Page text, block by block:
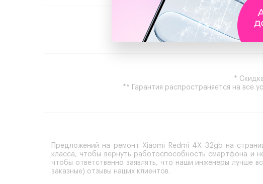
*
** Гарантия распространяется на все
Предложений на ремонт Xiaomi Redmi 4X 32gb на
класса, чтобы вернуть работоспособность смартфона и
чтобы ответственно заявлять, что наши инженеры лучше
заказные) отзывы наших клиентов.